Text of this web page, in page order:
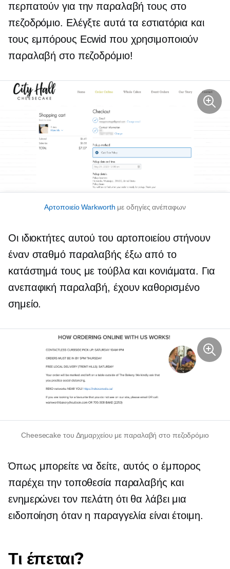
περπατούν για την παραλαβή τους στο
πεζοδρόμιο. Ελέγξτε αυτά τα εστιατόρια και
τους εμπόρους Ecwid που χρησιμοποιούν
παραλαβή στο πεζοδρόμιο!
Αρτοποιείο Warkworth με οδηγίες ανέπαφων
Οι ιδιοκτήτες αυτού του αρτοποιείου στήνουν
έναν σταθμό παραλαβής έξω από το
κατάστημά τους με τούβλα και κονιάματα. Για
ανεπαφική παραλαβή, έχουν καθορισμένο
σημείο.
Cheesecake του Δημαρχείου με παραλαβή στο πεζοδρόμιο
Όπως μπορείτε να δείτε, αυτός ο έμπορος
παρέχει την τοποθεσία παραλαβής και
ενημερώνει τον πελάτη ότι θα λάβει μια
ειδοποίηση όταν η παραγγελία είναι έτοιμη.
Τι έπεται?